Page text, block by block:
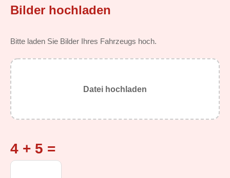
Bilder hochladen
Bitte laden Sie Bilder Ihres Fahrzeugs hoch.
Datei hochladen
4 + 5 =